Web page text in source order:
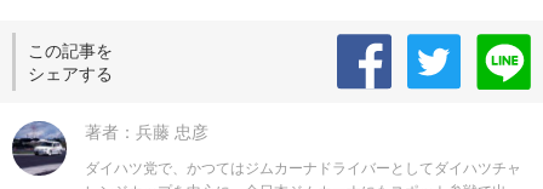
この記事を
シェアする
著者：兵藤 忠彦
ダイハツ党で、かつてはジムカーナドライバーとしてダイハツチャ